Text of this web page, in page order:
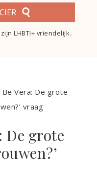
LHBTI+ vriendelijk.
Vera: De grote
vraag
De grote